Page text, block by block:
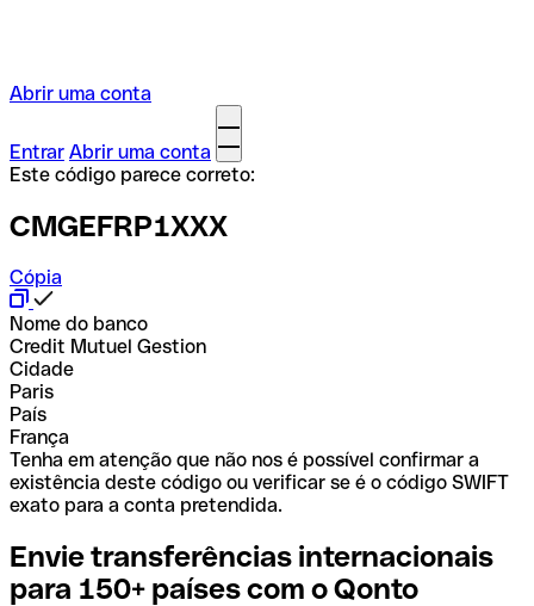
Abrir uma conta
Entrar Abrir uma conta
Este código parece correto:
CMGEFRP1XXX
Cópia
Nome do banco
Credit Mutuel Gestion
Cidade
Paris
País
França
Tenha em atenção que não nos é possível confirmar a
existência deste código ou verificar se é o código SWIFT
exato para a conta pretendida.
Envie transferências internacionais
para 150+ países com o Qonto